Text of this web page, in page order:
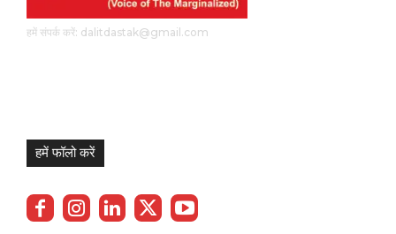
हमें संपर्क करें: dalitdastak@gmail.com
हमें फॉलो करें